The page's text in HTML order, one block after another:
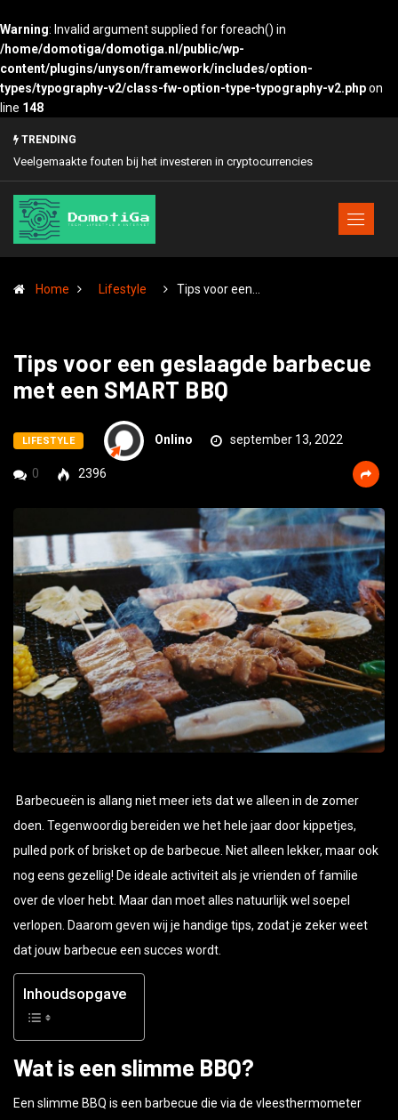
Warning: Invalid argument supplied for foreach() in
/home/domotiga/domotiga.nl/public/wp-
content/plugins/unyson/framework/includes/option-
types/typography-v2/class-fw-option-type-typography-v2.phpon
line 148
TRENDING
met een SMART BBQ
doen. Tegenwoordig bereiden we het hele jaar door kippetjes,
pulled pork of brisket op de barbecue. Niet alleen lekker, maar ook
nog eens gezellig! De ideale activiteit als je vrienden of familie
over de vloer hebt. Maar dan moet alles natuurlijk wel soepel
verlopen. Daarom geven wij je handige tips, zodat je zeker weet
dat jouw barbecue een succes wordt.
Inhoudsopgave
Wat is een slimme BBQ?
compatibel is met een BBQ-app op je smartphone of tablet.